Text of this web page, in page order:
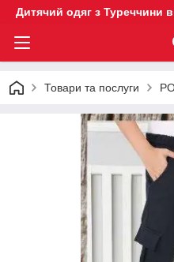
Дитячий одяг з Туреччини
Товари та послуги